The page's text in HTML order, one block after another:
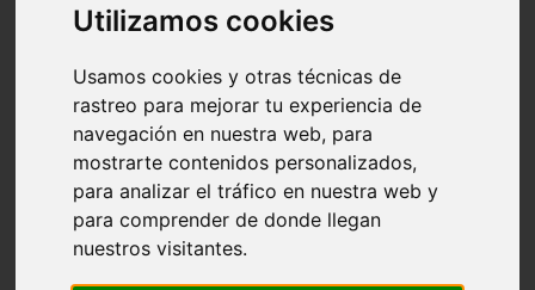
Utilizamos cookies
Usamos cookies y otras técnicas de
rastreo para mejorar tu experiencia de
navegación en nuestra web, para
mostrarte contenidos personalizados,
para analizar el tráfico en nuestra web y
para comprender de donde llegan
nuestros visitantes.
Región de Murcia Digital Naturaleza
8. Comunidad de Algas
Esciáfilas infralitorales
en régimen calmo o de